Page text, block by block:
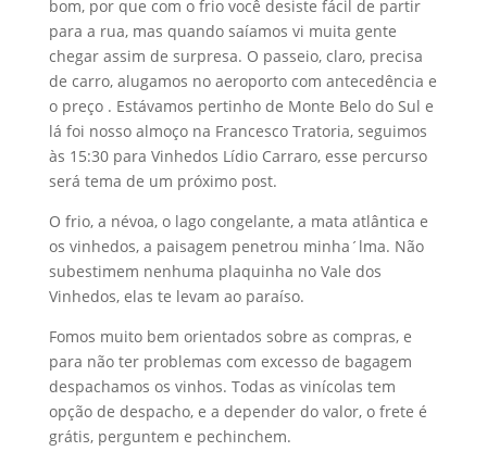
bom, por que com o frio você desiste fácil de partir
para a rua, mas quando saíamos vi muita gente
chegar assim de surpresa. O passeio, claro, precisa
de carro, alugamos no aeroporto com antecedência e
o preço . Estávamos pertinho de Monte Belo do Sul e
lá foi nosso almoço na Francesco Tratoria, seguimos
às 15:30 para Vinhedos Lídio Carraro, esse percurso
será tema de um próximo post.
O frio, a névoa, o lago congelante, a mata atlântica e
os vinhedos, a paisagem penetrou minha´lma. Não
subestimem nenhuma plaquinha no Vale dos
Vinhedos, elas te levam ao paraíso.
Fomos muito bem orientados sobre as compras, e
para não ter problemas com excesso de bagagem
despachamos os vinhos. Todas as vinícolas tem
opção de despacho, e a depender do valor, o frete é
grátis, perguntem e pechinchem.